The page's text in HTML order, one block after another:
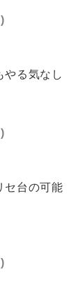
やる気なし
セ台の可能